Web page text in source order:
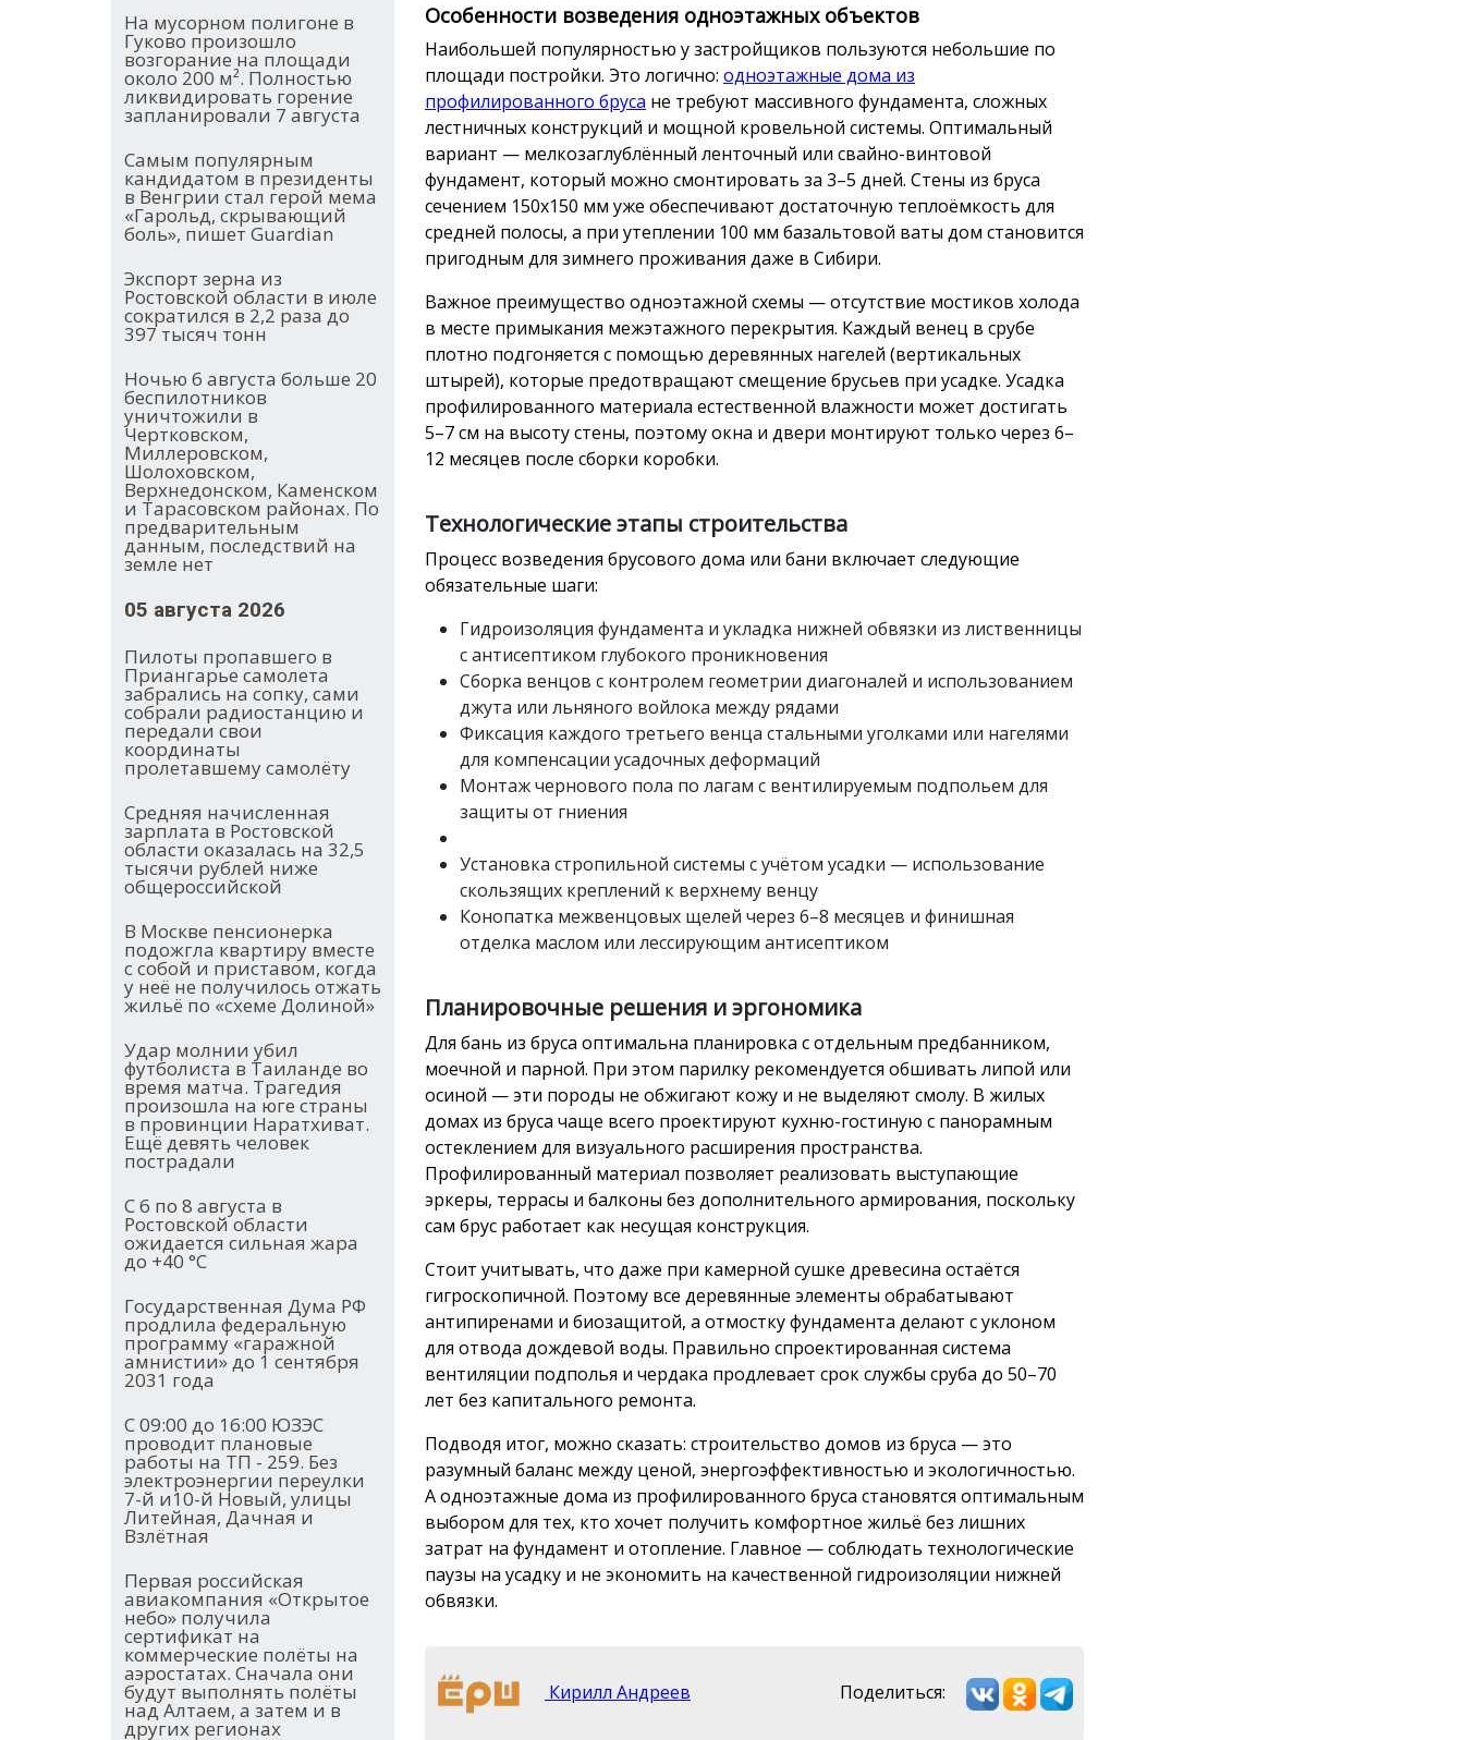
На мусорном полигоне в
Гуково произошло
возгорание на площади
около 200 м². Полностью
ликвидировать горение
запланировали 7 августа
Самым популярным
кандидатом в президенты
в Венгрии стал герой мема
«Гарольд, скрывающий
боль», пишет Guardian
Экспорт зерна из
Ростовской области в июле
сократился в 2,2 раза до
397 тысяч тонн
Ночью 6 августа больше 20
беспилотников
уничтожили в
Чертковском,
Миллеровском,
Шолоховском,
Верхнедонском, Каменском
и Тарасовском районах. По
предварительным
данным, последствий на
земле нет
05 августа 2026
Пилоты пропавшего в
Приангарье самолета
забрались на сопку, сами
собрали радиостанцию и
передали свои
координаты
пролетавшему самолёту
Средняя начисленная
зарплата в Ростовской
области оказалась на 32,5
тысячи рублей ниже
общероссийской
В Москве пенсионерка
подожгла квартиру вместе
с собой и приставом, когда
у неё не получилось отжать
жильё по «схеме Долиной»
Удар молнии убил
футболиста в Таиланде во
время матча. Трагедия
произошла на юге страны
в провинции Наратхиват.
Ещё девять человек
пострадали
С 6 по 8 августа в
Ростовской области
ожидается сильная жара
до +40 °С
Государственная Дума РФ
продлила федеральную
программу «гаражной
амнистии» до 1 сентября
2031 года
С 09:00 до 16:00 ЮЗЭС
проводит плановые
работы на ТП - 259. Без
электроэнергии переулки
7-й и10-й Новый, улицы
Литейная, Дачная и
Взлётная
Первая российская
авиакомпания «Открытое
небо» получила
сертификат на
коммерческие полёты на
аэростатах. Сначала они
будут выполнять полёты
над Алтаем, а затем и в
других регионах
Особенности возведения одноэтажных объектов
Наибольшей популярностью у застройщиков пользуются небольшие по
площади постройки. Это логично: одноэтажные дома из
профилированного бруса не требуют массивного фундамента, сложных
лестничных конструкций и мощной кровельной системы. Оптимальный
вариант — мелкозаглублённый ленточный или свайно-винтовой
фундамент, который можно смонтировать за 3–5 дней. Стены из бруса
сечением 150х150 мм уже обеспечивают достаточную теплоёмкость для
средней полосы, а при утеплении 100 мм базальтовой ваты дом становится
пригодным для зимнего проживания даже в Сибири.
Важное преимущество одноэтажной схемы — отсутствие мостиков холода
в месте примыкания межэтажного перекрытия. Каждый венец в срубе
плотно подгоняется с помощью деревянных нагелей (вертикальных
штырей), которые предотвращают смещение брусьев при усадке. Усадка
профилированного материала естественной влажности может достигать
5–7 см на высоту стены, поэтому окна и двери монтируют только через 6–
12 месяцев после сборки коробки.
Технологические этапы строительства
Процесс возведения брусового дома или бани включает следующие
обязательные шаги:
Гидроизоляция фундамента и укладка нижней обвязки из лиственницы
с антисептиком глубокого проникновения
Сборка венцов с контролем геометрии диагоналей и использованием
джута или льняного войлока между рядами
Фиксация каждого третьего венца стальными уголками или нагелями
для компенсации усадочных деформаций
Монтаж чернового пола по лагам с вентилируемым подпольем для
защиты от гниения
Установка стропильной системы с учётом усадки — использование
скользящих креплений к верхнему венцу
Конопатка межвенцовых щелей через 6–8 месяцев и финишная
отделка маслом или лессирующим антисептиком
Планировочные решения и эргономика
Для бань из бруса оптимальна планировка с отдельным предбанником,
моечной и парной. При этом парилку рекомендуется обшивать липой или
осиной — эти породы не обжигают кожу и не выделяют смолу. В жилых
домах из бруса чаще всего проектируют кухню-гостиную с панорамным
остеклением для визуального расширения пространства.
Профилированный материал позволяет реализовать выступающие
эркеры, террасы и балконы без дополнительного армирования, поскольку
сам брус работает как несущая конструкция.
Стоит учитывать, что даже при камерной сушке древесина остаётся
гигроскопичной. Поэтому все деревянные элементы обрабатывают
антипиренами и биозащитой, а отмостку фундамента делают с уклоном
для отвода дождевой воды. Правильно спроектированная система
вентиляции подполья и чердака продлевает срок службы сруба до 50–70
лет без капитального ремонта.
Подводя итог, можно сказать: строительство домов из бруса — это
разумный баланс между ценой, энергоэффективностью и экологичностью.
А одноэтажные дома из профилированного бруса становятся оптимальным
выбором для тех, кто хочет получить комфортное жильё без лишних
затрат на фундамент и отопление. Главное — соблюдать технологические
паузы на усадку и не экономить на качественной гидроизоляции нижней
обвязки.
Кирилл Андреев Поделиться: